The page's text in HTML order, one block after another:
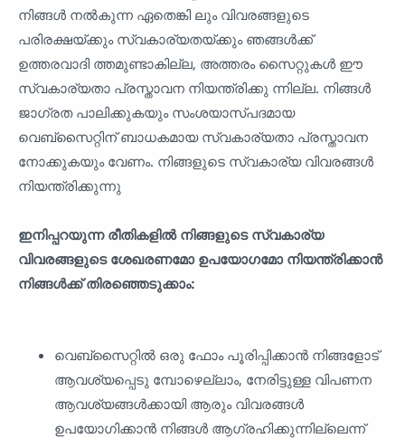
നിങ്ങൾ നൽകുന്ന ഏതെങ്കി ലും വിവരങ്ങളുടെ
പരിരക്ഷയ്ക്കും സ്വകാര്യതയ്ക്കും ഞങ്ങൾക്ക്
ഉത്തരവാദി ത്തമുണ്ടാകില്ല, അത്തരം സൈറ്റുകൾ ഈ
സ്വകാര്യതാ പ്രസ്താവന നിയന്ത്രിക്കു ന്നില്ല. നിങ്ങൾ
ജാഗ്രത പാലിക്കുകയും സംശയാസ്‌പദമായ
വെബ്‌സൈറ്റിന് ബാധകമായ സ്വകാര്യതാ പ്രസ്താവന
നോക്കുകയും വേണം. നിങ്ങളുടെ സ്വകാര്യ വിവരങ്ങൾ
നിയന്ത്രിക്കുന്നു
ഇനിപ്പറയുന്ന രീതികളിൽ നിങ്ങളുടെ സ്വകാര്യ
വിവരങ്ങളുടെ ശേഖരണമോ ഉപയോഗമോ നിയന്ത്രിക്കാൻ
നിങ്ങൾക്ക് തിരഞ്ഞെടുക്കാം:
വെബ്‌സൈറ്റിൽ ഒരു ഫോം പൂരിപ്പിക്കാൻ നിങ്ങളോട്
ആവശ്യപ്പെടു മ്പോഴെല്ലാം, നേരിട്ടുള്ള വിപണന
ആവശ്യങ്ങൾക്കായി ആരും വിവരങ്ങൾ
ഉപയോഗിക്കാൻ നിങ്ങൾ ആഗ്രഹിക്കുന്നില്ലെന്ന്